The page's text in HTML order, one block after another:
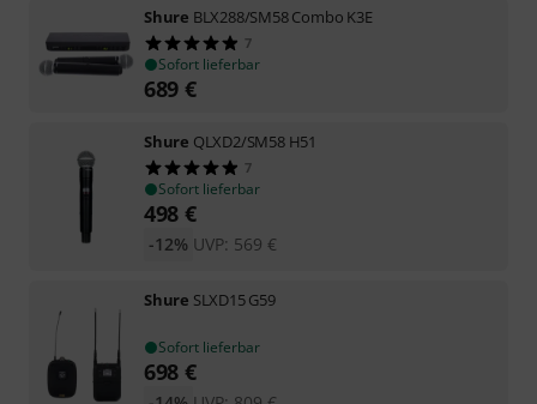
Shure BLX288/SM58 Combo K3E
7
Sofort lieferbar
689 €
Shure QLXD2/SM58 H51
7
Sofort lieferbar
498 €
UVP: 569 €
-12%
Shure SLXD15 G59
Sofort lieferbar
698 €